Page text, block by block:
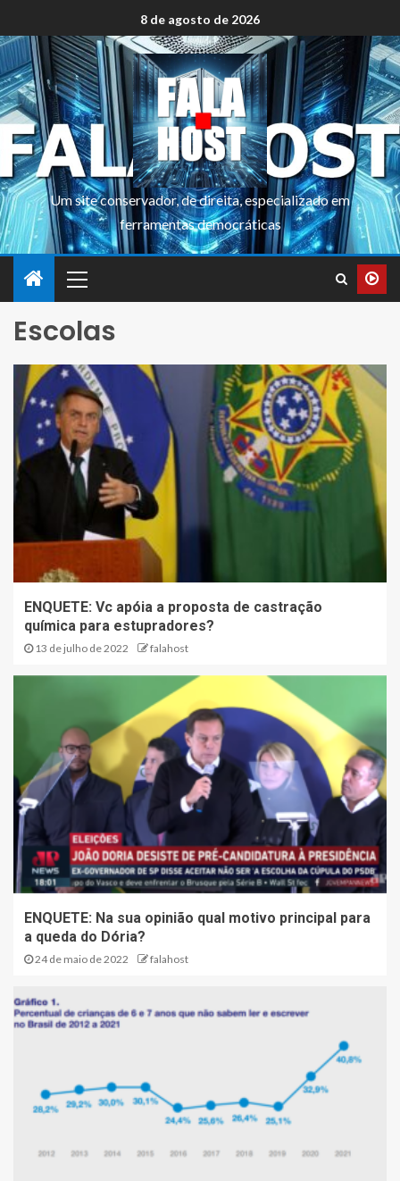
8 de agosto de 2026
Um site conservador, de direita, especializado em
ferramentas democráticas
Escolas
ENQUETE: Vc apóia a proposta de castração
química para estupradores?
13 de julho de 2022 falahost
ENQUETE: Na sua opinião qual motivo principal para
a queda do Dória?
24 de maio de 2022 falahost